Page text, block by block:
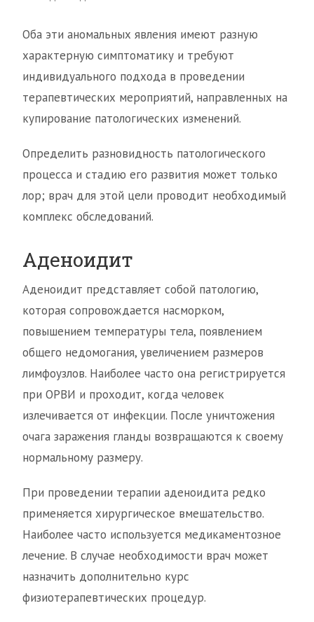
Оба эти аномальных явления имеют разную
характерную симптоматику и требуют
индивидуального подхода в проведении
терапевтических мероприятий, направленных на
купирование патологических изменений.
Определить разновидность патологического
процесса и стадию его развития может только
лор; врач для этой цели проводит необходимый
комплекс обследований.
Аденоидит
Аденоидит представляет собой патологию,
которая сопровождается насморком,
повышением температуры тела, появлением
общего недомогания, увеличением размеров
лимфоузлов. Наиболее часто она регистрируется
при ОРВИ и проходит, когда человек
излечивается от инфекции. После уничтожения
очага заражения гланды возвращаются к своему
нормальному размеру.
При проведении терапии аденоидита редко
применяется хирургическое вмешательство.
Наиболее часто используется медикаментозное
лечение. В случае необходимости врач может
назначить дополнительно курс
физиотерапевтических процедур.